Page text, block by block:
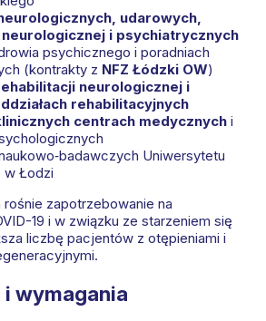
udarowych,
i psychiatrycznych
psychicznego i poradniach
(kontrakty z NFZ Łódzki OW)
neurologicznej i
rehabilitacyjnych
centrach medycznych i
Uniwersytetu
w Łodzi
rośnie zapotrzebowanie na
19 i w związku ze starzeniem się
liczbę pacjentów z otępieniami i
wymagania